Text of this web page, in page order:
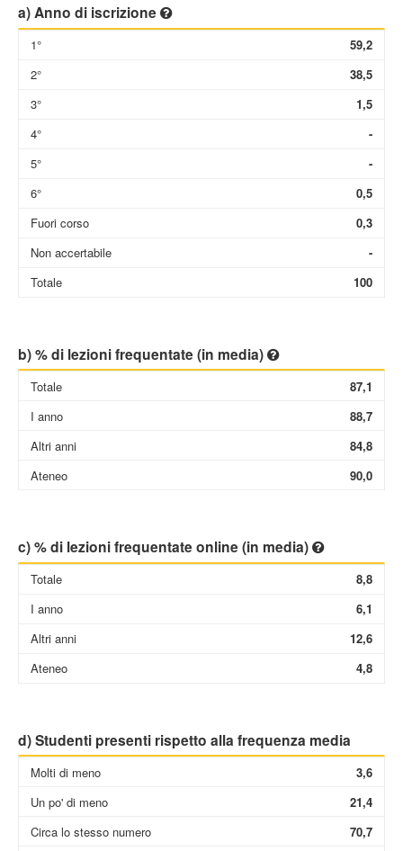
a) Anno di iscrizione
1°
2°
3°
4°
5°
6°
Fuori corso
Non accertabile
Totale
59,2
38,5
1,5
-
-
0,5
0,3
-
100
b) % di lezioni frequentate (in media)
Totale
I anno
Altri anni
Ateneo
87,1
88,7
84,8
90,0
c) % di lezioni frequentate online (in media)
Totale
I anno
Altri anni
Ateneo
8,8
6,1
12,6
4,8
d) Studenti presenti rispetto alla frequenza media
Molti di meno
Un po' di meno
Circa lo stesso numero
3,6
21,4
70,7